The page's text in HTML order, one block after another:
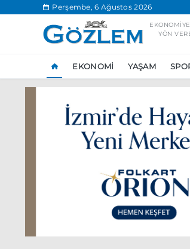
Perşembe, 6 Ağustos 2026
YÖN
EKONOMI YAŞAM